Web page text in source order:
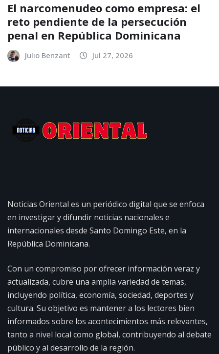
El narcomenudeo como empresa: el
reto pendiente de la persecución
penal en República Dominicana
Julio Benzant Jul 27, 2026
Noticias Oriental es un periódico digital que se enfoca
en investigar y difundir noticias nacionales e
internacionales desde Santo Domingo Este, en la
República Dominicana.
Con un compromiso por ofrecer información veraz y
actualizada, cubre una amplia variedad de temas,
incluyendo política, economía, sociedad, deportes y
cultura. Su objetivo es mantener a los lectores bien
informados sobre los acontecimientos más relevantes,
tanto a nivel local como global, contribuyendo al debate
público y al desarrollo de la región.